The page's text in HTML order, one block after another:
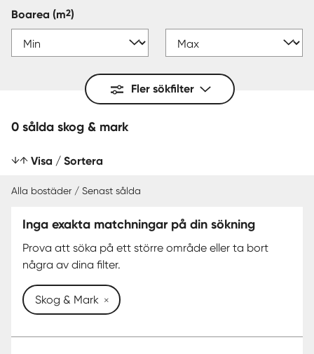
Boarea (m2)
Fler sökfilter
0 sålda skog & mark
Visa / Sortera
SENAST SÅLDA
Alla bostäder / Senast sålda
Inga exakta matchningar på din sökning
Prova att söka på ett större område eller ta bort
några av dina filter.
Skog & Mark